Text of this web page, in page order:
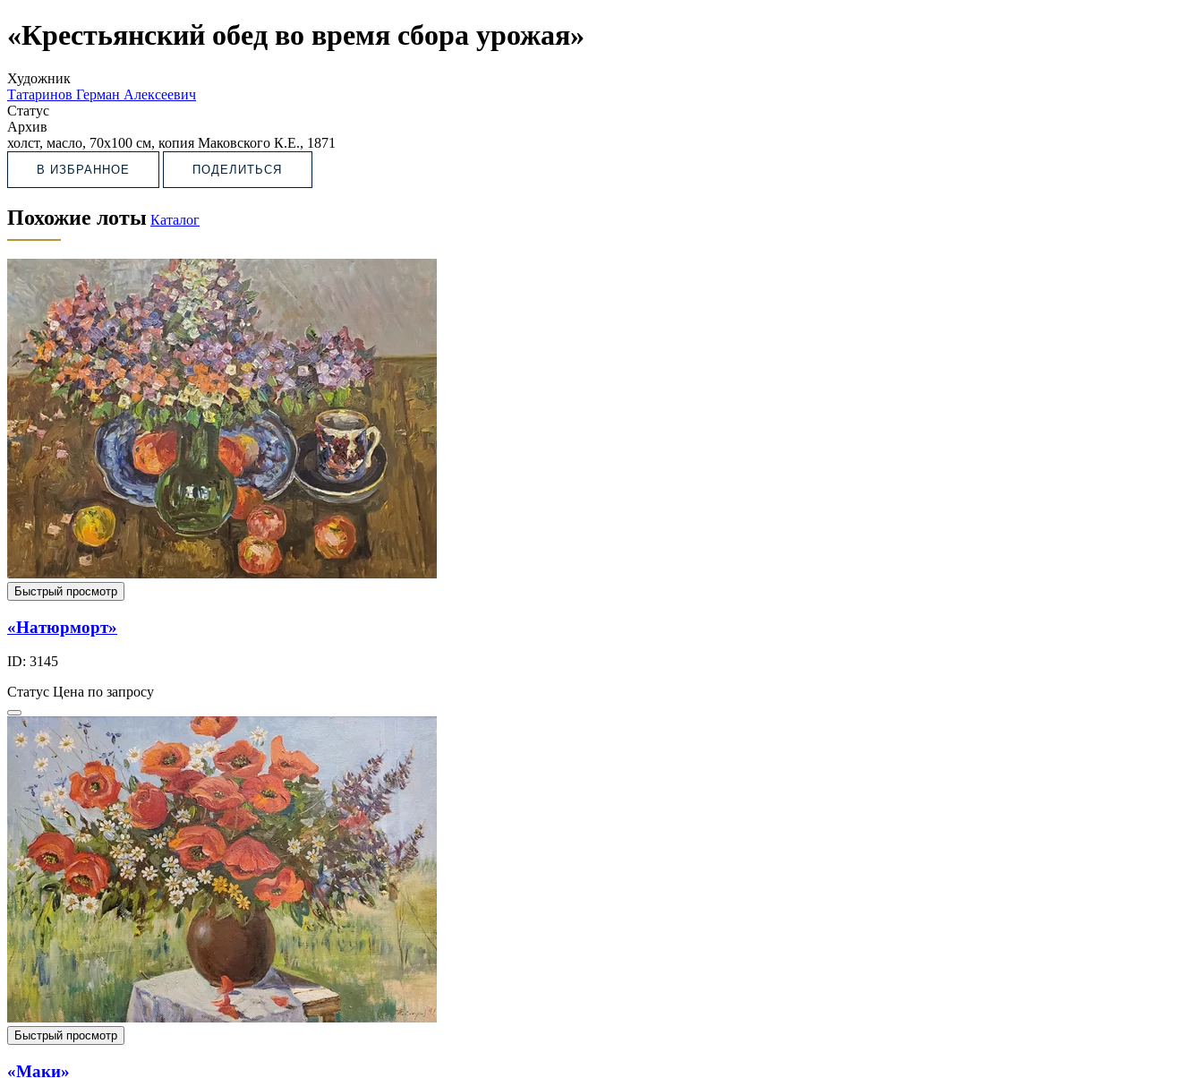
«Крестьянский обед во время сбора урожая»
Художник
Татаринов Герман Алексеевич
Статус
Архив
холст, масло, 70х100 см, копия Маковского К.Е., 1871
В ИЗБРАННОЕ ПОДЕЛИТЬСЯ
Похожие лоты Каталог
Быстрый просмотр
«Натюрморт»
ID: 3145
Статус Цена по запросу
Быстрый просмотр
«Маки»